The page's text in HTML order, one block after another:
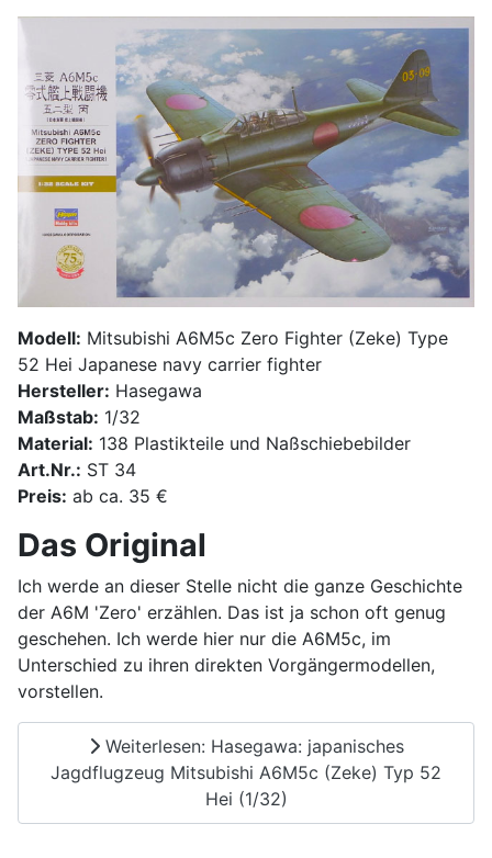
Modell: Mitsubishi A6M5c Zero Fighter (Zeke) Type
52 Hei Japanese navy carrier fighter
Hersteller: Hasegawa
Maßstab: 1/32
Material: 138 Plastikteile und Naßschiebebilder
Art.Nr.: ST 34
Preis: ab ca. 35 €
Das Original
Ich werde an dieser Stelle nicht die ganze Geschichte
der A6M 'Zero' erzählen. Das ist ja schon oft genug
geschehen. Ich werde hier nur die A6M5c, im
Unterschied zu ihren direkten Vorgängermodellen,
vorstellen.
Weiterlesen: Hasegawa: japanisches
Jagdflugzeug Mitsubishi A6M5c (Zeke) Typ 52
Hei (1/32)